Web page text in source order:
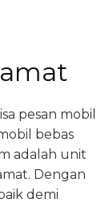
pesan mobil
bebas
adalah unit
Dengan
demi